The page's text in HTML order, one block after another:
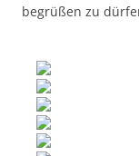
begrüßen zu